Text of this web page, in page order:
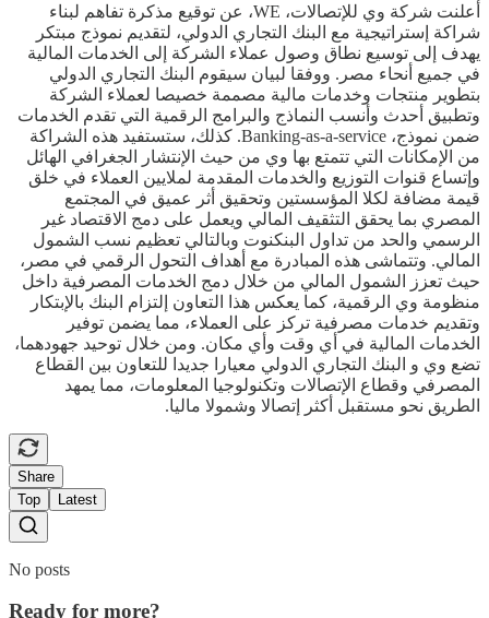
أعلنت شركة وي للإتصالات، WE، عن توقيع مذكرة تفاهم لبناء
شراكة إستراتيجية مع البنك التجاري الدولي، لتقديم نموذج مبتكر
يهدف إلى توسيع نطاق وصول عملاء الشركة إلى الخدمات المالية
في جميع أنحاء مصر. ووفقا لبيان سيقوم البنك التجاري الدولي
بتطوير منتجات وخدمات مالية مصممة خصيصا لعملاء الشركة
وتطبيق أحدث وأنسب النماذج والبرامج الرقمية التي تقدم الخدمات
ضمن نموذج، Banking-as-a-service. كذلك، ستستفيد هذه الشراكة
من الإمكانات التي تتمتع بها وي من حيث الإنتشار الجغرافي الهائل
وإتساع قنوات التوزيع والخدمات المقدمة لملايين العملاء في خلق
قيمة مضافة لكلا المؤسستين وتحقيق أثر عميق في المجتمع
المصري بما يحقق التثقيف المالي ويعمل على دمج الاقتصاد غير
الرسمي والحد من تداول البنكنوت وبالتالي تعظيم نسب الشمول
المالي. وتتماشى هذه المبادرة مع أهداف التحول الرقمي في مصر،
حيث تعزز الشمول المالي من خلال دمج الخدمات المصرفية داخل
منظومة وي الرقمية، كما يعكس هذا التعاون إلتزام البنك بالإبتكار
وتقديم خدمات مصرفية تركز على العملاء، مما يضمن توفير
الخدمات المالية في أي وقت وأي مكان. ومن خلال توحيد جهودهما،
تضع وي و البنك التجاري الدولي معيارا جديدا للتعاون بين القطاع
المصرفي وقطاع الإتصالات وتكنولوجيا المعلومات، مما يمهد
الطريق نحو مستقبل أكثر إتصالا وشمولا ماليا.
Share
Top
Latest
No posts
Ready for more?